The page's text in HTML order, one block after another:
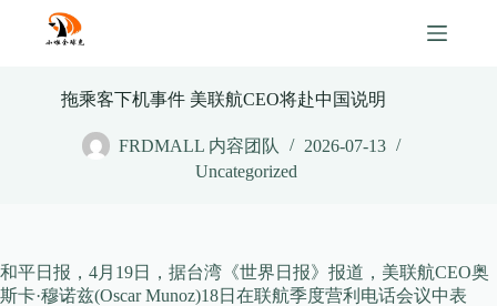
content
拖乘客下机事件 美联航CEO将赴中国说明
FRDMALL 内容团队
2026-07-13
Uncategorized
和平日报，4月19日，据台湾《世界日报》报道，美联航CEO奥
斯卡·穆诺兹(Oscar Munoz)18日在联航季度营利电话会议中表